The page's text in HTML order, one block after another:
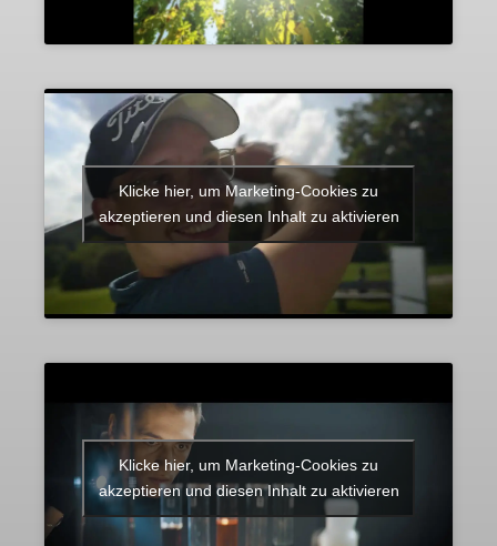
Klicke hier, um Marketing-Cookies zu
akzeptieren und diesen Inhalt zu aktivieren
Klicke hier, um Marketing-Cookies zu
akzeptieren und diesen Inhalt zu aktivieren